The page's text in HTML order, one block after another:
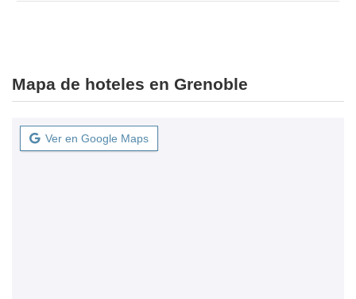
Mapa de hoteles en Grenoble
Ver en Google Maps